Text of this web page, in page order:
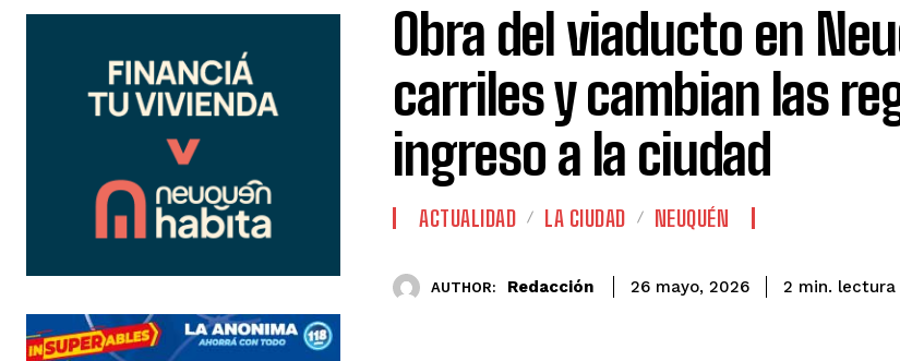
Obra del viaducto en
carriles y cambian las
ingreso a la ciudad
ACTUALIDAD LA CIUDAD NEUQUÉN
AUTHOR: Redacción 26 mayo, 2026 2 min. lectura